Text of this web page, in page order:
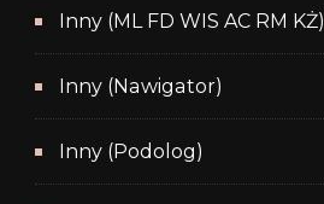
Inny (ML FD WIS AC RM KŻ)
Inny (Nawigator)
Inny (Podolog)